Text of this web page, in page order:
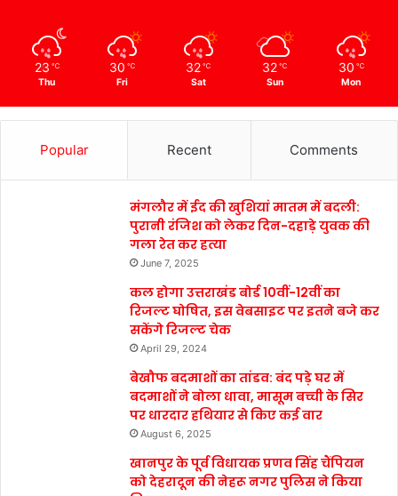
23 ℃
Thu
30 ℃
Fri
32 ℃
Sat
32 ℃
Sun
30 ℃
Mon
Popular Recent Comments
मंगलौर में ईद की खुशियां मातम में बदली:
पुरानी रंजिश को लेकर दिन-दहाड़े युवक की
गला रेत कर हत्या
June 7, 2025
कल होगा उत्तराखंड बोर्ड 10वीं-12वीं का
रिजल्ट घोषित, इस वेबसाइट पर इतने बजे कर
सकेंगे रिजल्ट चेक
April 29, 2024
बेखौफ बदमाशों का तांडव: बंद पड़े घर में
बदमाशों ने बोला धावा, मासूम बच्ची के सिर
पर धारदार हथियार से किए कई वार
August 6, 2025
खानपुर के पूर्व विधायक प्रणव सिंह चैंपियन
को देहरादून की नेहरू नगर पुलिस ने किया